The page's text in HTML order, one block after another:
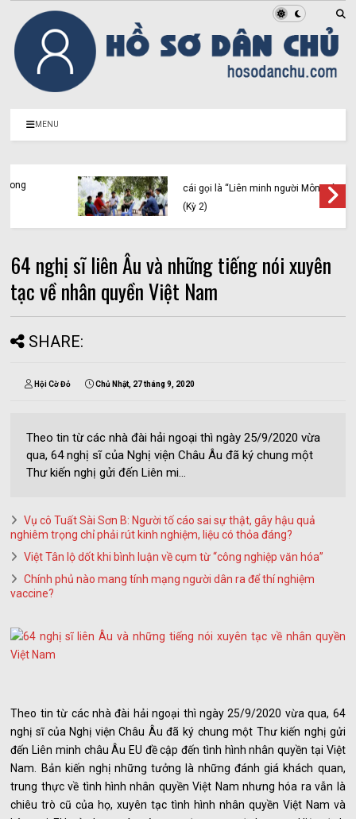
MENU
cái gọi là “Liên minh người Mông vì công lý”
(Kỳ 2)
64 nghị sĩ liên Âu và những tiếng nói xuyên
tạc về nhân quyền Việt Nam
SHARE:
Hội Cờ Đỏ Chủ Nhật, 27 tháng 9, 2020
Theo tin từ các nhà đài hải ngoại thì ngày 25/9/2020 vừa
qua, 64 nghị sĩ của Nghị viện Châu Âu đã ký chung một
Thư kiến nghị gửi đến Liên mi...
Vụ cô Tuất Sài Sơn B: Người tố cáo sai sự thật, gây hậu quả
nghiêm trọng chỉ phải rút kinh nghiệm, liệu có thỏa đáng?
Việt Tân lộ dốt khi bình luận về cụm từ “công nghiệp văn hóa”
Chính phủ nào mang tính mạng người dân ra để thí nghiệm
vaccine?
Theo tin từ các nhà đài hải ngoại thì ngày 25/9/2020 vừa qua, 64
nghị sĩ của Nghị viện Châu Âu đã ký chung một Thư kiến nghị gửi
đến Liên minh châu Âu EU đề cập đến tình hình nhân quyền tại Việt
Nam. Bản kiến nghị những tưởng là những đánh giá khách quan,
trung thực về tình hình nhân quyền Việt Nam nhưng hóa ra vẫn là
chiêu trò cũ của họ, xuyên tạc tình hình nhân quyền Việt Nam và